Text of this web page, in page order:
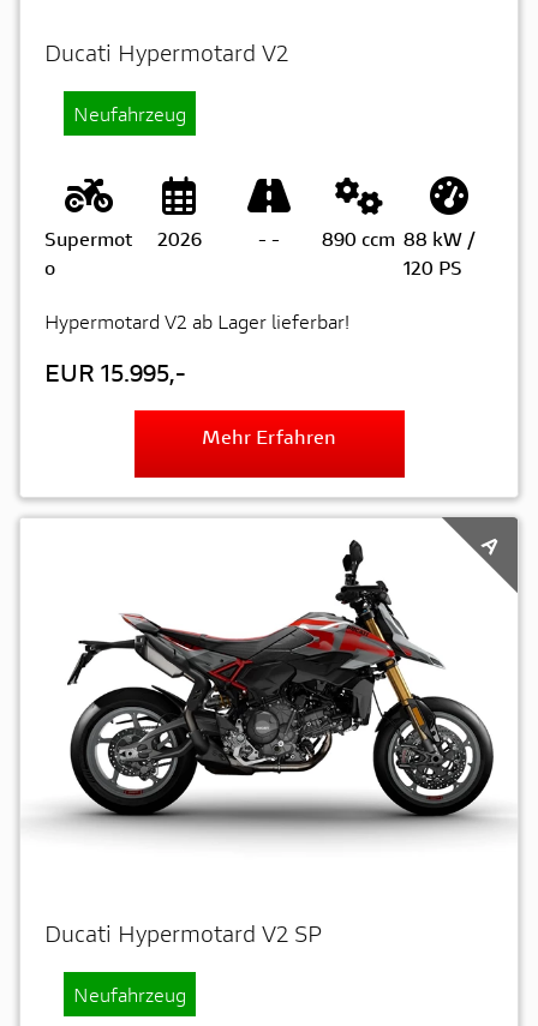
Ducati Hypermotard V2
Neufahrzeug
Supermot
o
2026 - - 890 ccm 88 kW /
120 PS
Hypermotard V2 ab Lager lieferbar!
EUR 15.995,-
Mehr Erfahren
Ducati Hypermotard V2 SP
Neufahrzeug
A